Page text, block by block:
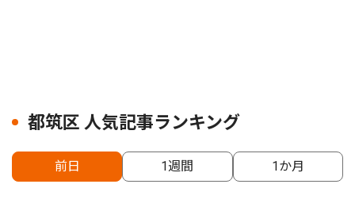
都筑区 人気記事ランキング
前日 1週間 1か月